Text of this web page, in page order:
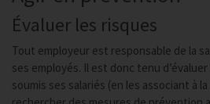
Évaluer les risques
Tout employeur est responsable de la
ses employés. Il est donc tenu
soumis ses salariés (en les associant à